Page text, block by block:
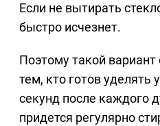
Если не вытирать
быстро исчезнет.
Поэтому такой
тем, кто готов уделять
секунд после каждого
придется регулярно